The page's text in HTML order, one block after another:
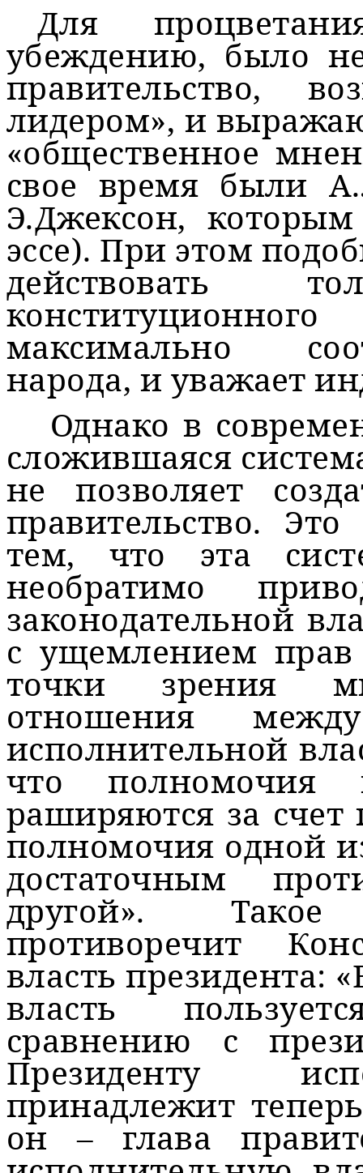
Для
убеждению, было
правительство,
лидером», и
«общественное
свое время были
Э.Джексон,
эссе). При этом
действовать
максимально
народа, и уважает
Однако в
сложившаяся
не позволяет
правительство.
тем, что эта
необратимо
законодательной
с ущемлением
точки зрения
отношения
исполнительной
что полномочия
раширяются за счет
полномочия одной
достаточным
другой».
противоречит
власть президента:
власть
сравнению с
Президенту
принадлежит
он – глава